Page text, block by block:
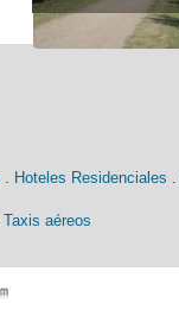
. Hoteles Residenciales .
Taxis aéreos